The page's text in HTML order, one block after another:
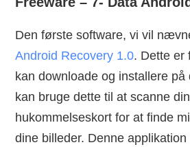
Den første software, vi vil
Android Recovery 1.0. Dette er
kan downloade og installere på
kan bruge dette til at scanne
hukommelseskort for at finde
dine billeder. Denne